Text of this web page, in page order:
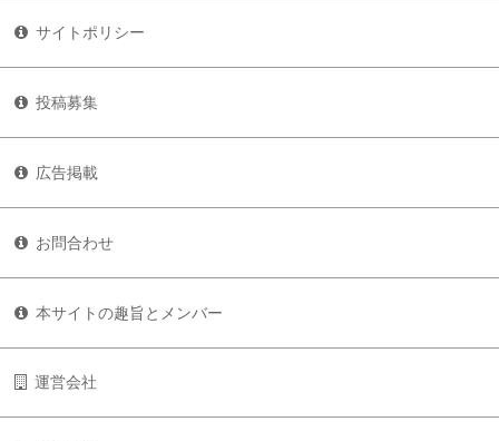
サイトポリシー
投稿募集
広告掲載
お問合わせ
本サイトの趣旨とメンバー
運営会社